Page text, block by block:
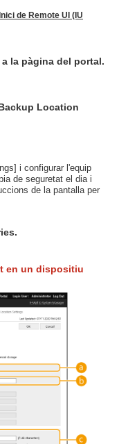
Inici de Remote UI (IU
la pàgina del portal.
Location
i configurar l'equip
de seguretat el dia i
de la pantalla per
en un dispositiu